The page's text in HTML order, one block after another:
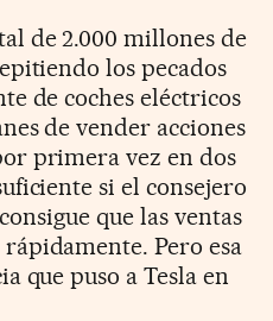
de 2.000 millones de
los pecados
de coches eléctricos
de vender acciones
primera vez en dos
si el consejero
que las ventas
Pero esa
que puso a Tesla en